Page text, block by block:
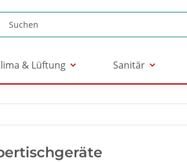
& Lüftung Sanitär